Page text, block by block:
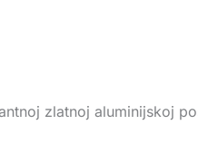
zlatnoj aluminijskoj